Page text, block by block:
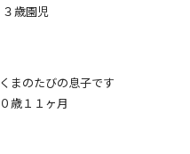
３歳園児
くまのたびの息子です
０歳１１ヶ月